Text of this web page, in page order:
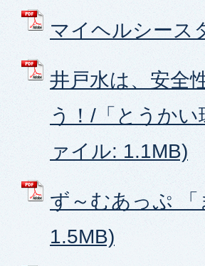
マイヘルシース
井戸水は、安全
う！/「とうか
ァイル: 1.1MB)
ず～むあっぷ
1.5MB)